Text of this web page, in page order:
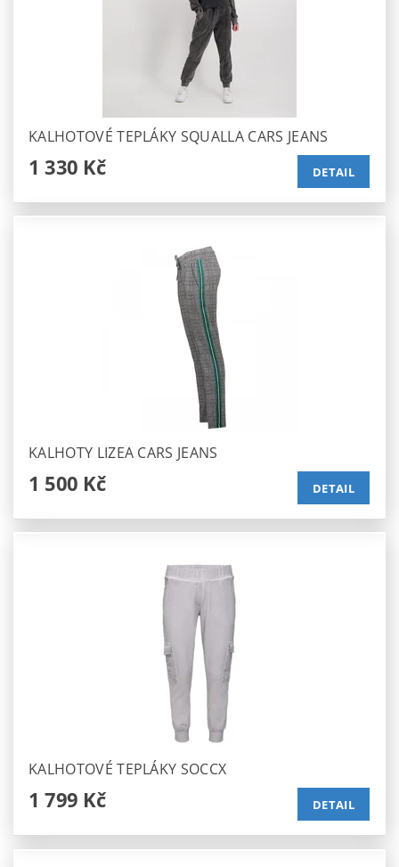
KALHOTOVÉ TEPLÁKY SQUALLA CARS JEANS
1 330 Kč DETAIL
KALHOTY LIZEA CARS JEANS
1 500 Kč DETAIL
KALHOTOVÉ TEPLÁKY SOCCX
1 799 Kč DETAIL